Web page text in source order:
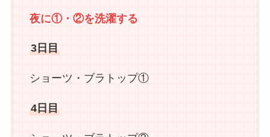
夜に①・②を洗濯する
3日目
ショーツ・ブラトップ①
4日目